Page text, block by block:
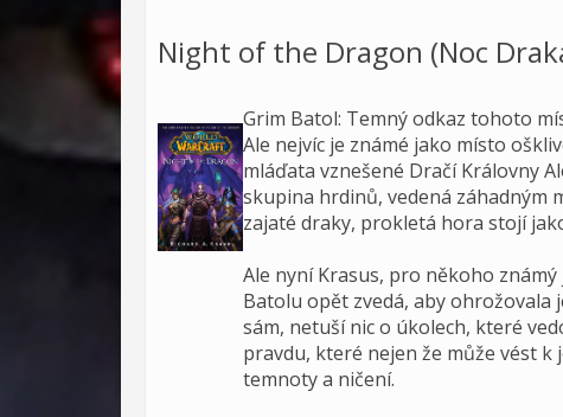
Night of the Dragon (Noc
Grim Batol: Temný odkaz tohoto
Ale nejvíc je známé jako místo
mláďata vznešené Dračí Královny
skupina hrdinů, vedená záhadným
zajaté draky, prokletá hora stojí
Ale nyní Krasus, pro někoho
Batolu opět zvedá, aby
sám, netuší nic o úkolech, které
pravdu, které nejen že může vést
temnoty a ničení.